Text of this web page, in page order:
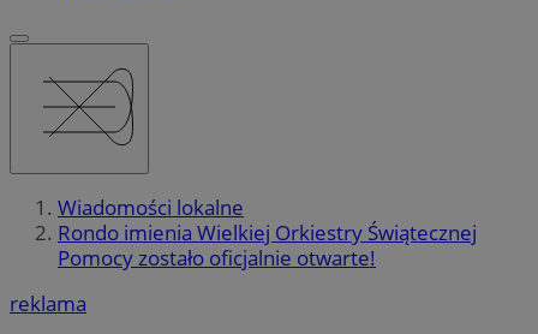
Wiadomości lokalne
Rondo imienia Wielkiej Orkiestry Świątecznej
Pomocy zostało oficjalnie otwarte!
reklama